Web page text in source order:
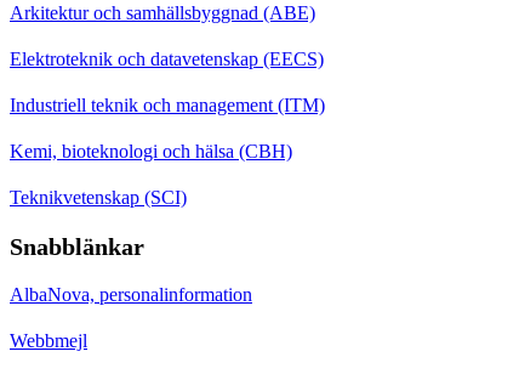
Arkitektur och samhällsbyggnad (ABE)
Elektroteknik och datavetenskap (EECS)
Industriell teknik och management (ITM)
Kemi, bioteknologi och hälsa (CBH)
Teknikvetenskap (SCI)
Snabblänkar
AlbaNova, personalinformation
Webbmejl